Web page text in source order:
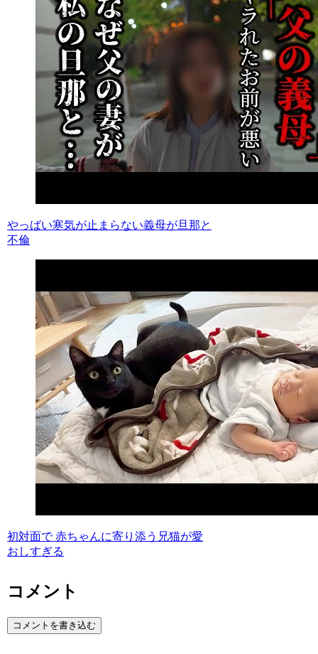
やっばい寒気が止まらない義母が旦那と
不倫
初対面で 赤ちゃんに寄り添う兄猫が愛
おしすぎる
コメント
コメントを書き込む